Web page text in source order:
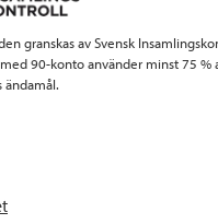
k
granskas av Svensk
90-konto använder minst 75 %
ändamål.